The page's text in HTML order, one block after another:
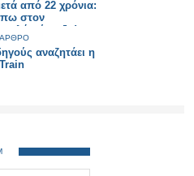
από 22 χρόνια:
στον
σύνταξη!»
αναζητάει η